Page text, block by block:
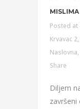
MISLIMA
Posted at
Krvavac 2,
Naslovna,
Share
Diljem